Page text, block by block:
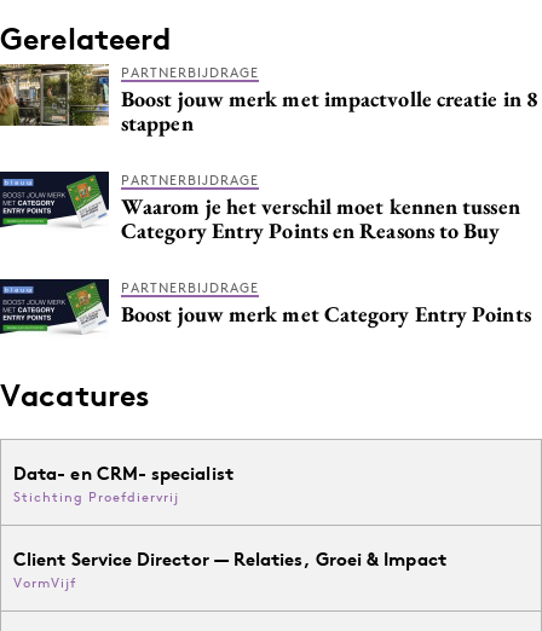
Gerelateerd
PARTNERBIJDRAGE
Boost jouw merk met impactvolle creatie in 8
stappen
PARTNERBIJDRAGE
Waarom je het verschil moet kennen tussen
Category Entry Points en Reasons to Buy
PARTNERBIJDRAGE
Boost jouw merk met Category Entry Points
Vacatures
Data- en CRM- specialist
Stichting Proefdiervrij
Client Service Director — Relaties, Groei & Impact
VormVijf